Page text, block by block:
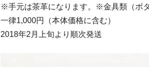
※手元は茶革になります。※金具類（ボ
一律1,000円（本体価格に含む）
2018年2月上旬より順次発送